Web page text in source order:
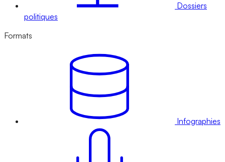
Dossiers
politiques
Formats
Infographies